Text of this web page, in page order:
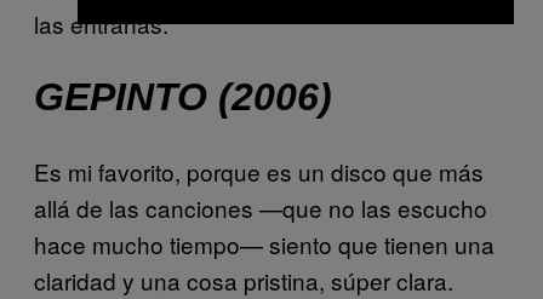
las entrañas.”
GEPINTO (2006)
Es mi favorito, porque es un disco que más
allá de las canciones —que no las escucho
hace mucho tiempo— siento que tienen una
claridad y una cosa pristina, súper clara.